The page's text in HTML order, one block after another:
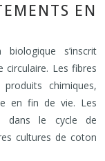
EN
s’inscrit
circulaire. Les fibres
chimiques,
en fin de vie. Les
dans le cycle de
cultures de coton